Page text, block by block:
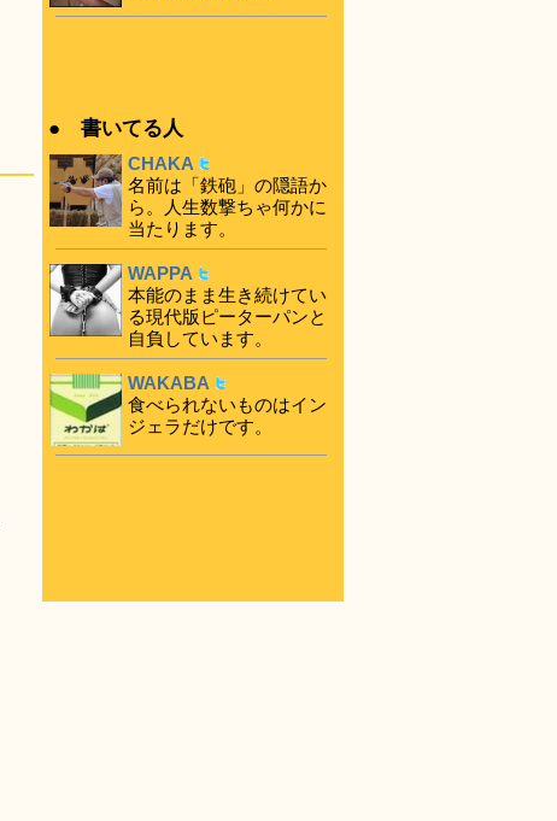
● 書いてる人
CHAKA
名前は「鉄砲」の隠語か
ら。人生数撃ちゃ何かに
当たります。
WAPPA
本能のまま生き続けてい
る現代版ピーターパンと
自負しています。
WAKABA
食べられないものはイン
ジェラだけです。